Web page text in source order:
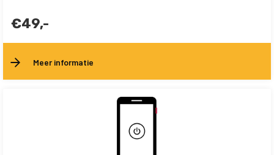
€49,-
Meer informatie